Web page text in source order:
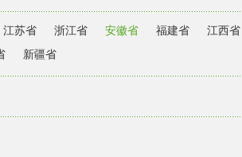
江苏省 浙江省 安徽省 福建省
江西省
新疆省